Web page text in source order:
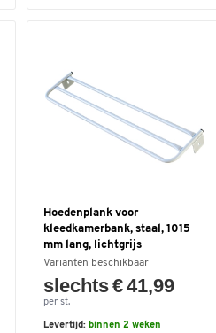
Hoedenplank voor
kleedkamerbank, staal, 1015
mm lang, lichtgrijs
Varianten beschikbaar
slechts € 41,99
per st.
Levertijd: binnen 2 weken